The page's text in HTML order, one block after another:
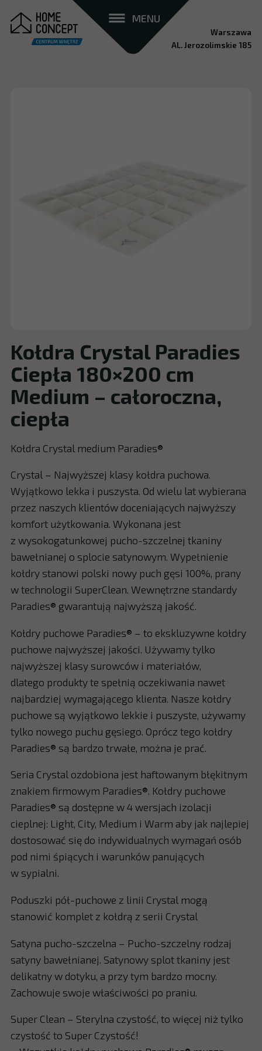
MENU
Warszawa
AL. Jerozolimskie 185
Kołdra Crystal Paradies
Ciepła 180×200 cm
Medium – całoroczna,
ciepła
Kołdra Crystal medium Paradies®
Crystal – Najwyższej klasy kołdra puchowa.
Wyjątkowo lekka i puszysta. Od wielu lat wybierana
przez naszych klientów doceniających najwyższy
komfort użytkowania. Wykonana jest
z wysokogatunkowej pucho-szczelnej tkaniny
bawełnianej o splocie satynowym. Wypełnienie
kołdry stanowi polski nowy puch gęsi 100%, prany
w technologii SuperClean. Wewnętrzne standardy
Paradies® gwarantują najwyższą jakość.
Kołdry puchowe Paradies® – to ekskluzywne kołdry
puchowe najwyższej jakości. Używamy tylko
najwyższej klasy surowców i materiałów,
dlatego produkty te spełnią oczekiwania nawet
najbardziej wymagającego klienta. Nasze kołdry
puchowe są wyjątkowo lekkie i puszyste, używamy
tylko nowego puchu gęsiego. Oprócz tego kołdry
Paradies® są bardzo trwałe, można je prać.
Seria Crystal ozdobiona jest haftowanym błękitnym
znakiem firmowym Paradies®. Kołdry puchowe
Paradies® są dostępne w 4 wersjach izolacji
cieplnej: Light, City, Medium i Warm aby jak najlepiej
dostosować się do indywidualnych wymagań osób
pod nimi śpiących i warunków panujących
w sypialni.
Poduszki pół-puchowe z linii Crystal mogą
stanowić komplet z kołdrą z serii Crystal
Satyna pucho-szczelna – Pucho-szczelny rodzaj
satyny bawełnianej. Satynowy splot tkaniny jest
delikatny w dotyku, a przy tym bardzo mocny.
Zachowuje swoje właściwości po praniu.
Super Clean – Sterylna czystość, to więcej niż tylko
czystość to Super Czystość!